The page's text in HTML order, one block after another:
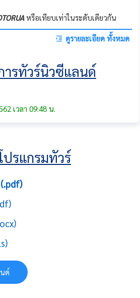
หรือเทียบเท่าในระดับเดียวกัน
ดูรายละเอียด ทั้งหมด
ารทัวร์นิวซีแลนด์
เวลา 09:48 น.
ปรแกรมทัวร์
ด์